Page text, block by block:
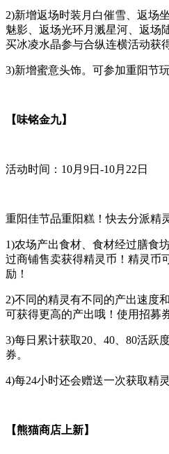
2)新增返场时装月白催雪、返场
魅影、返场光环月溅星河、返场
买冰凌水晶参与合纵连横活动获得
3)新增蜜意头饰。可参加重阳节
【味铭金九】
活动时间：10月9日-10月22日
重阳佳节品重阳糕！快去分派精
1)农场产出食材、食材经过膳食
过商铺售卖获得精灵币！精灵币
励！
2)不同的精灵有不同的产出速度
可获得更高的产出哦！使用招募
3)每日累计获取20、40、80活跃
券。
4)每24小时还会赠送一次获取精灵
【熊猫商店上新】